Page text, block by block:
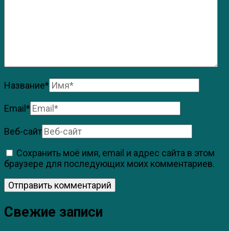
Название*
Email *
Веб-сайт
Сохранить моё имя, email и адрес сайта в этом
браузере для последующих моих комментариев.
Свежие записи